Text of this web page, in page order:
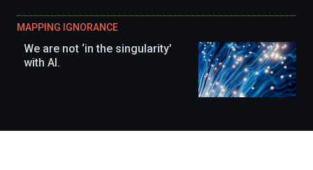
MAPPING IGNORANCE
We are not ‘in the singularity’
with AI.